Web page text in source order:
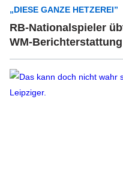
„DIESE GANZE HETZEREI”
RB-Nationalspieler
WM-Berichterstattung